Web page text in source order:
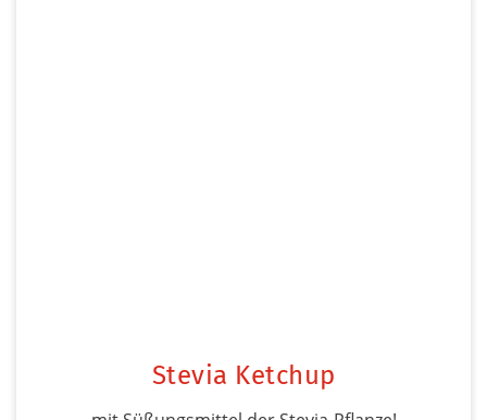
Stevia Ketchup